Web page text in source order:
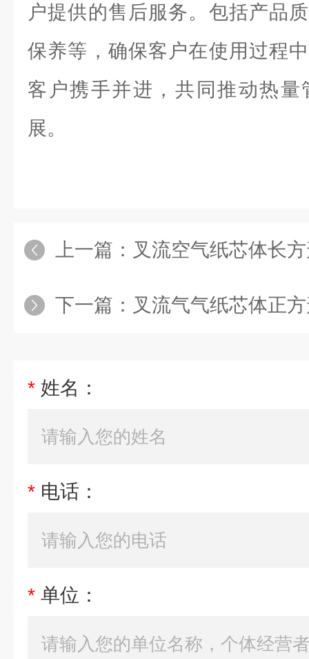
户提供的售后服务。包括产品
保养等，确保客户在使用过程
客户携手并进，共同推动热
展。
上一篇： 叉流空气纸芯体长
下一篇： 叉流气气纸芯体正
* 姓名：
* 电话：
* 单位：